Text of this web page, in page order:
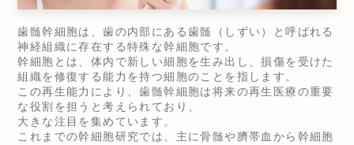
歯髄幹細胞は、歯の内部にある歯髄（しずい）と呼ばれる
神経組織に存在する特殊な幹細胞です。
幹細胞とは、体内で新しい細胞を生み出し、損傷を受けた
組織を修復する能力を持つ細胞のことを指します。
この再生能力により、歯髄幹細胞は将来の再生医療の重要
な役割を担うと考えられており、
大きな注目を集めています。
これまでの幹細胞研究では、主に骨髄や臍帯血から幹細胞